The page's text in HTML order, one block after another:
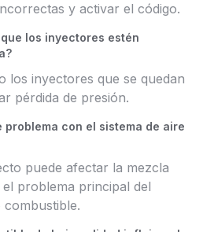
y activar el código.
los inyectores estén
los inyectores que se quedan
pérdida de presión.
problema con el sistema de aire
puede afectar la mezcla
problema principal del
combustible.